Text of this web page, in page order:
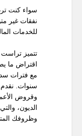
سواء كنت
نفقات غير
للخدمات
تتميز تراست
سنوات.
وقروض
الديون،
وظروفك